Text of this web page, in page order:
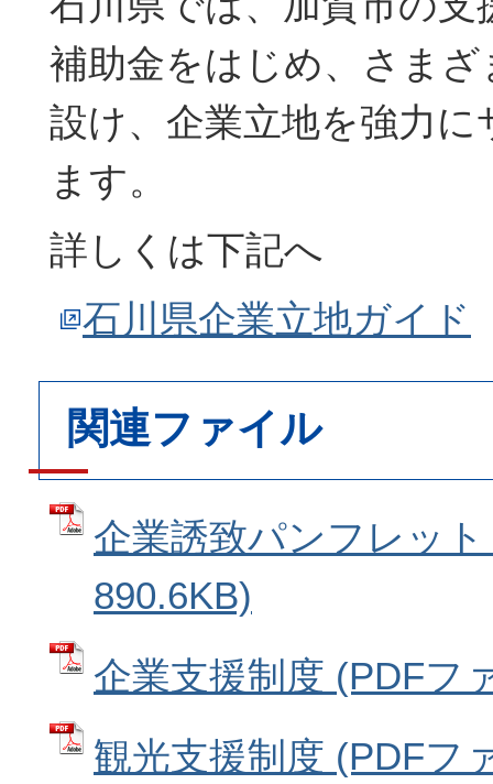
補助金をはじめ、さま
設け、企業立地を強力
ます。
詳しくは下記へ
石川県企業立地ガイド
関連ファイル
企業誘致パンフレッ
890.6KB)
企業支援制度 (PDFフ
観光支援制度 (PDFフ